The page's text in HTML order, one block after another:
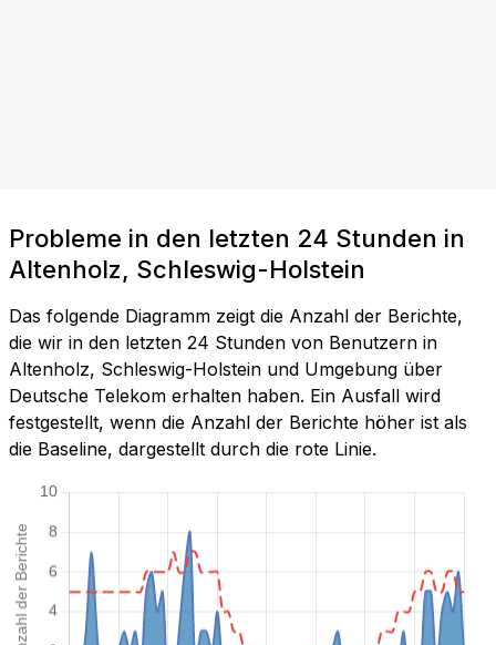
Probleme in den letzten 24 Stunden in
Altenholz, Schleswig-Holstein
Das folgende Diagramm zeigt die Anzahl der Berichte,
die wir in den letzten 24 Stunden von Benutzern in
Altenholz, Schleswig-Holstein und Umgebung über
Deutsche Telekom erhalten haben. Ein Ausfall wird
festgestellt, wenn die Anzahl der Berichte höher ist als
die Baseline, dargestellt durch die rote Linie.